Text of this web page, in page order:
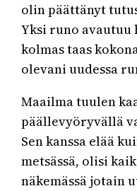
olin päättänyt
Yksi runo
kolmas taas
olevani uudessa
Maailma tuulen
päällevyöryvällä
Sen kanssa elää
metsässä, olisi
näkemässä jotain